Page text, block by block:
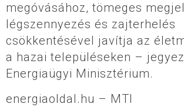
megóvásához, tömeges
légszennyezés és zajterhelés
csökkentésével javítja az
a hazai településeken –
Energiaügyi Minisztérium.
energiaoldal.hu – MTI